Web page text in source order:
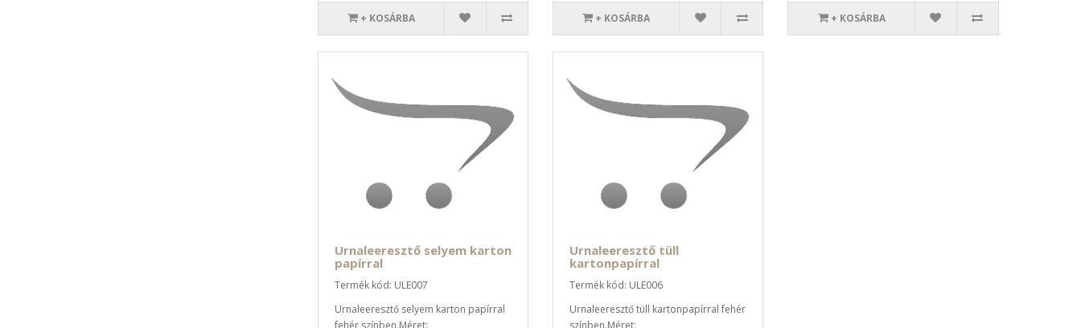
+ KOSÁRBA + KOSÁRBA + KOSÁRBA
Urnaleeresztő selyem karton
papírral
Termék kód: ULE007
Urnaleeresztő selyem karton papírral
fehér színben.Méret:
Urnaleeresztő tüll
kartonpapírral
Termék kód: ULE006
Urnaleeresztő tüll kartonpapírral fehér
színben.Méret: